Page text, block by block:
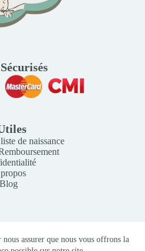
assurer que nous vous offrons la
de naissance
Blog
Création du site :
Baptiste
de Vente